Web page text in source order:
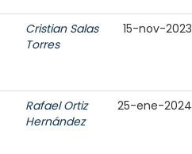
Cristian Salas
Torres
15-nov-2023
Rafael Ortiz
Hernández
25-ene-2024